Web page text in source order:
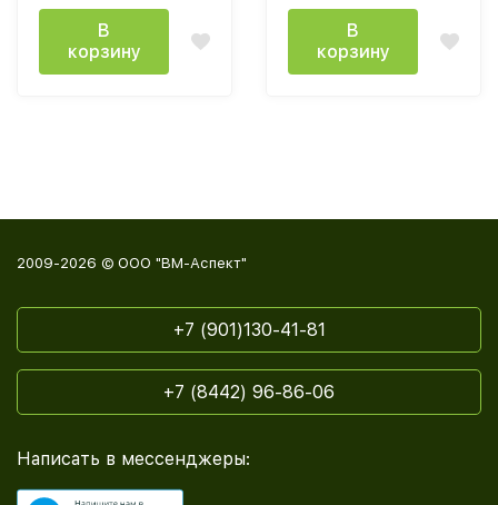
В
корзину
В
корзину
2009-2026 © ООО "ВМ-Аспект"
+7 (901)130-41-81
+7 (8442) 96-86-06
Написать в мессенджеры: